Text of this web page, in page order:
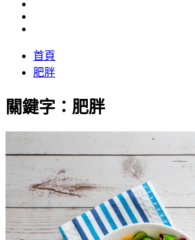
首頁
肥胖
關鍵字：肥胖